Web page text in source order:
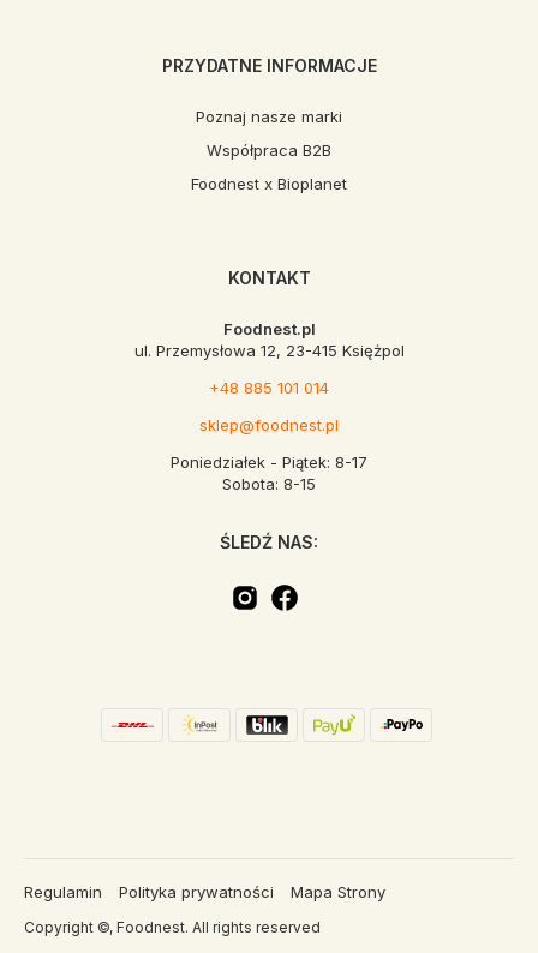
PRZYDATNE INFORMACJE
Poznaj nasze marki
Współpraca B2B
Foodnest x Bioplanet
KONTAKT
Foodnest.pl
ul. Przemysłowa 12, 23-415 Księżpol
+48 885 101 014
sklep@foodnest.pl
Poniedziałek - Piątek: 8-17
Sobota: 8-15
ŚLEDŹ NAS:
Regulamin Polityka prywatności Mapa Strony
Copyright ©, Foodnest. All rights reserved